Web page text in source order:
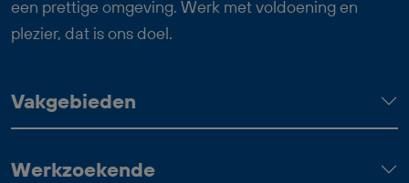
waaronder 24 vakantiedagen, 13 ADV-
een prettige omgeving. Werk met voldoening en
plezier, dat is ons doel.
Vakgebieden
Werkzoekende